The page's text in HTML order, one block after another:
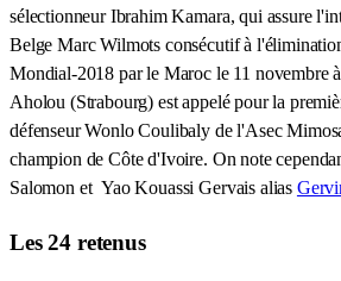
sélectionneur Ibrahim Kamara, qui assure
Belge Marc Wilmots consécutif à
Mondial-2018 par le Maroc le 11 novembre
Aholou (Strabourg) est appelé pour la
défenseur Wonlo Coulibaly de l'Asec
champion de Côte d'Ivoire. On note
Salomon et Yao Kouassi Gervais alias
Les 24 retenus